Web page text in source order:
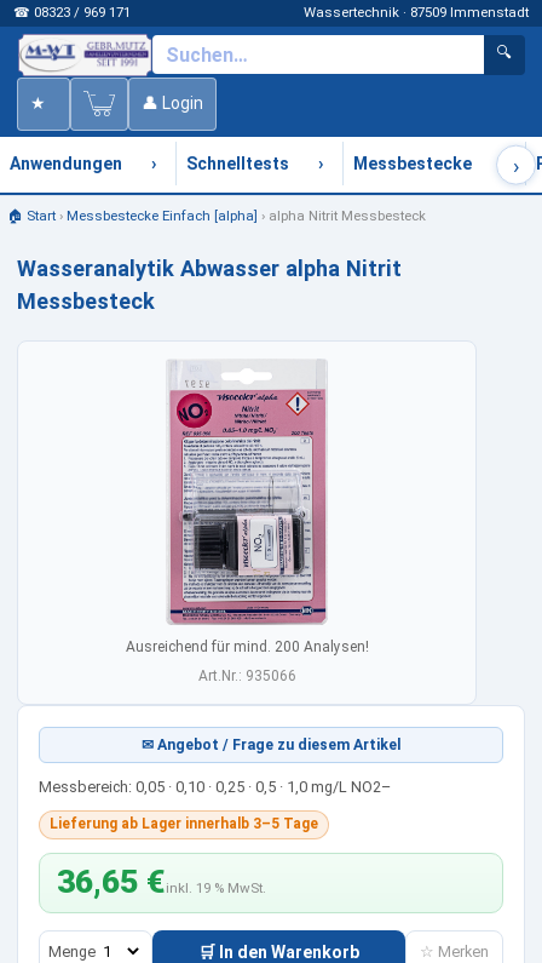
☎ 08323 / 969 171 Wassertechnik · 87509 Immenstadt
🔍
★ 👤 Login
Anwendungen › Schnelltests › Messbestecke ›
🏠 Start› Messbestecke Einfach [alpha] › alpha Nitrit Messbesteck
Wasseranalytik Abwasser alpha Nitrit
Messbesteck
Ausreichend für mind. 200 Analysen!
Art.Nr.: 935066
✉ Angebot / Frage zu diesem Artikel
Messbereich: 0,05 · 0,10 · 0,25 · 0,5 · 1,0 mg/L NO2–
Lieferung ab Lager innerhalb 3–5 Tage
36,65 €inkl. 19 % MwSt.
Menge 🛒 In den Warenkorb ☆ Merken